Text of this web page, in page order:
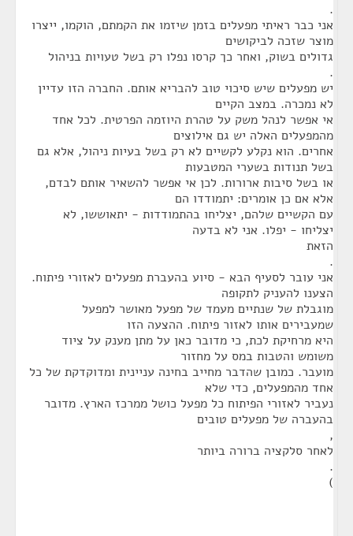
.
אני כבר ראיתי מפעלים בזמן שיזמו את הקמתם, הוקמו, ייצרו
מוצר שזכה לביקושים
גדולים בשוק, ואחר כך קרסו נפלו רק בשל טעויות בניהול
.
יש מפעלים שיש סיכוי טוב להבריא אותם. החברה הזו עדיין
לא נמכרה. במצב הקיים
אי אפשר לנהל משק על טהרת היוזמה הפרטית. לכל אחד
מהמפעלים האלה יש גם אילוצים
אחרים. הוא נקלע לקשיים לא רק בשל בעיות ניהול, אלא גם
בשל תנודות בשערי המטבעות
או בשל סיבות ארורות. לכן אי אפשר להשאיר אותם לבדם,
אלא אם כן אומרים: יתמודדו הם
עם הקשיים שלהם, יצליחו בהתמודדות - יתאוששו, לא
יצליחו - יפלו. אני לא בדעה
הזאת
.
אני עובר לסעיף הבא - סיוע בהעברת מפעלים לאזורי פיתוח.
הצענו להעניק לתקופה
מוגבלת של שנתיים מעמד של מפעל מאושר למפעל
שמעבירים אותו לאזור פיתוח. ההצעה הזו
היא מרחיקת לכת, כי מדובר כאן על מתן מענק על ציוד
משומש והטבות במס על מחזור
מועבר. כמובן שהדבר מחייב בחינה עניינית ומדוקדקת של כל
אחד מהמפעלים, כדי שלא
נעביר לאזורי הפיתוח כל מפעל כושל ממרכז הארץ. מדובר
בהעברה של מפעלים טובים
,
לאחר סלקציה ברורה ביותר
.
)